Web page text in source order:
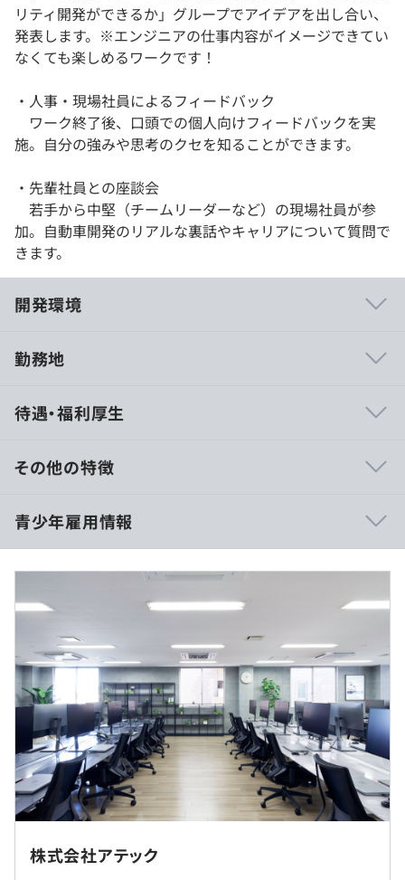
リティ開発ができるか」グループでアイデアを出し合い、
発表します。※エンジニアの仕事内容がイメージできてい
なくても楽しめるワークです！
・人事・現場社員によるフィードバック
ワーク終了後、口頭での個人向けフィードバックを実
施。自分の強みや思考のクセを知ることができます。
・先輩社員との座談会
若手から中堅（チームリーダーなど）の現場社員が参
加。自動車開発のリアルな裏話やキャリアについて質問で
きます。
開発環境
く、同チーム内との情報共有を毎日行いながら自分の責任
・チーム内の協力関係も良好であり、毎日の情報共有から
作業量の調整等を行います。
りながら対外折衝の能力も必要となります。
・ツールベンダー様と気軽に都度連絡、相談できる環境で
あるため、開発はスムーズに行える点が強みです。
・社員教育・研修制度（技術研修、新人・マネジメント層
向け研修、外部英語研修など）
・キャリア支援（キャリアサポート面談・キャリア研修）
・資格取得報奨金（取得時に5000円～10万円を支給）
・通信教育受講支援
・展示会・セミナー参加支援
◎質問／相談しやすい環境づくりを心がけています。
勤務地
オープンカンパニーはオンラインで行います
受動喫煙防止措置に関する事項
屋内原則禁煙（喫煙室あり）
待遇・福利厚生
※勤務時間・休憩時間は配属先により異なります。
休憩時間：12：00～13：00（60分）
平均残業時間：平均18時間／月
【年間休日121日】
・完全週休2日制
・GW休暇
・夏季休暇
・年末年始休暇（9日前後）
・有給休暇（※平均有給取得：12.3日）
・慶弔休暇
・特別休暇
その他の特徴
青少年雇用情報
過去３年間の新卒採用者数・離職者数
前年度 採用者数24人 離職者数3人
2年度前 採用者数40人 離職者数6人
3年度前 採用者数104人 離職者数49人
過去３年間の新卒採用者数の男女別人数
前年度 男性19人 女性5人
2年度前 男性34人 女性6人
3年度前 男性90人 女性14人
平均勤続年数
7.0年
株式会社アテック